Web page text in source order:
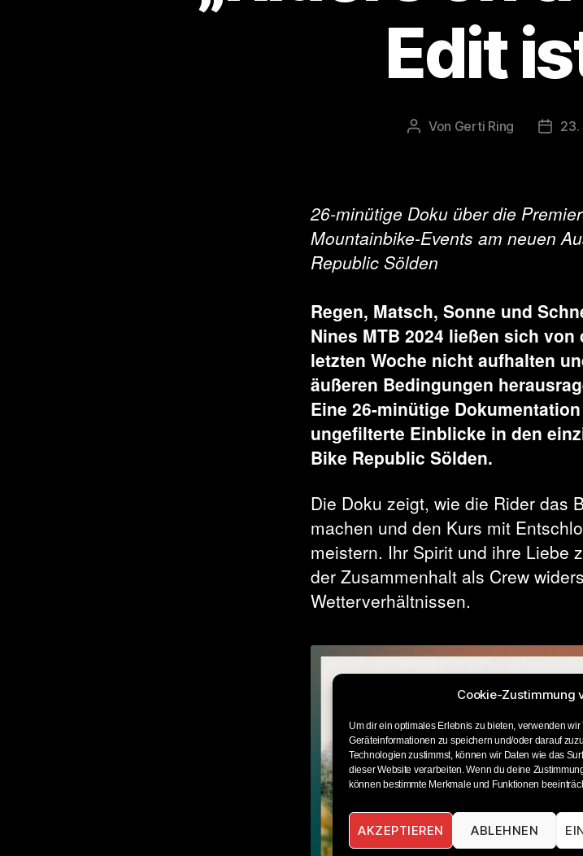
Cookie-Zustimmung
Um dir ein optimales Erlebnis zu bieten, verwenden
Geräteinformationen zu speichern und/oder darauf
Technologien zustimmst, können wir Daten wie das
dieser Website verarbeiten. Wenn du deine
können bestimmte Merkmale und Funktionen
AKZEPTIEREN ABLEHNEN
Edit
Beitragsautor
Von Gerti Ring 23.
26-minütige Doku über die
Mountainbike-Events am neuen
Republic Sölden
Regen, Matsch, Sonne und
Nines MTB 2024 ließen sich
letzten Woche nicht aufhalten
äußeren Bedingungen
Eine 26-minütige
ungefilterte Einblicke in den
Bike Republic Sölden.
Die Doku zeigt, wie die Rider das
machen und den Kurs mit
meistern. Ihr Spirit und ihre Liebe
der Zusammenhalt als Crew
Wetterverhältnissen.
Klicke hier, um
akzeptieren und